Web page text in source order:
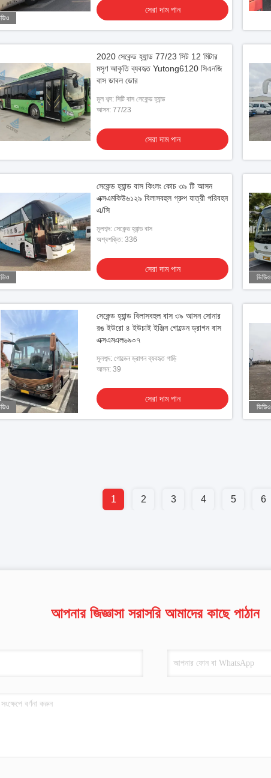
যাত্রী কোচ / Zhongtong ইউরো
ইঞ্জিন 47 আসন কোচ বাস
সেরা দাম পান
সেরা দাম পান
2020 সেকেন্ড হ্যান্ড 77/23 সিট 12 মিটার
মসৃণ আকৃতি ব্যবহৃত Yutong6120 সিএনজি
বাস ডাবল ডোর
মূল শব্দ: সিটি বাস সেকেন্ড হ্যান্ড
আসন: 77/23
সেরা দাম পান
সেকেন্ড হ্যান্ড বাস কিংলং কোচ ৩৯ টি আসন
এক্সএমকিউ৬১২৯ বিলাসবহুল গ্রুপ যাত্রী পরিবহন
এ/সি
মূলশব্দ: সেকেন্ড হ্যান্ড বাস
অশ্বশক্তি: 336
সেরা দাম পান
ভিডিও
সেকেন্ড হ্যান্ড বিলাসবহুল বাস ৩৯ আসন সোনার
রঙ ইউরো ৪ ইউচাই ইঞ্জিন গোল্ডেন ড্রাগন বাস
এক্সএমএল৬৯০৭
মূলশব্দ: গোল্ডেন ড্রাগন ব্যবহৃত গাড়ি
আসন: 39
সেরা দাম পান
ভিডিও
1 2 3 4 5 6
আপনার জিজ্ঞাসা সরাসরি আমাদের কাছে পাঠান